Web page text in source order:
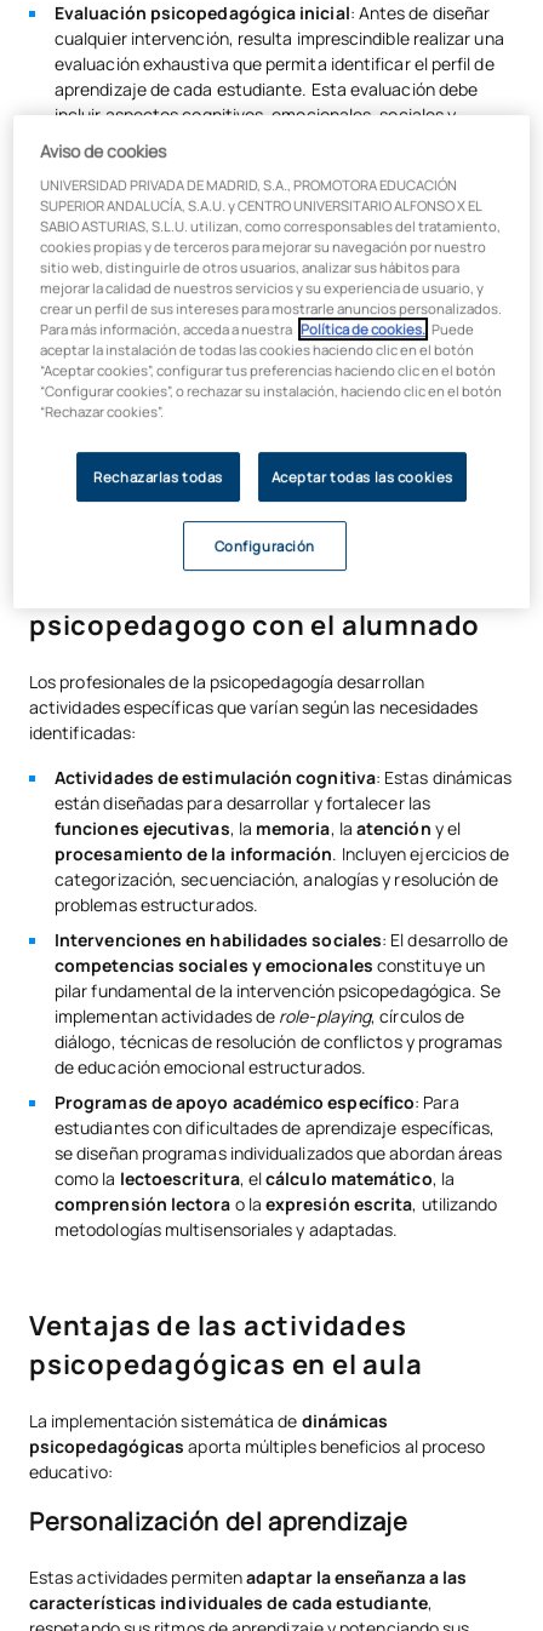
Evaluación psicopedagógica inicial: Antes de diseñar
cualquier intervención, resulta imprescindible realizar una
evaluación exhaustiva que permita identificar el perfil de
aprendizaje de cada estudiante. Esta evaluación debe
incluir aspectos cognitivos, emocionales, sociales y
académicos, utilizando instrumentos validados y
observación sistemática del comportamiento en el aula.
Adaptación metodológica: Lapsicopedagogíapromueve
la diversificación metodológica como respuesta a la
heterogeneidad del alumnado. Esto implica la utilización
simultánea de diferentes estrategias de enseñanza que
contemplen los distintos estilos de aprendizaje: visual,
auditivo, kinestésico y lectoescritor.
Intervención temprana: La detección precoz de
dificultades de aprendizaje permite implementar medidas
de apoyo antes de que estas se consoliden. Los docentes
correspondientes.
psicopedagogo con el alumnado
Los profesionales de la psicopedagogía desarrollan
actividades específicas que varían según las necesidades
identificadas:
Actividades de estimulación cognitiva: Estas dinámicas
están diseñadas para desarrollar y fortalecer las
funciones ejecutivas, la memoria, la atención y el
procesamiento de la información. Incluyen ejercicios de
categorización, secuenciación, analogías y resolución de
problemas estructurados.
Intervenciones en habilidades sociales: El desarrollo de
competencias sociales y emocionales constituye un
pilar fundamental de la intervención psicopedagógica. Se
implementan actividades de role-playing, círculos de
diálogo, técnicas de resolución de conflictos y programas
de educación emocional estructurados.
Programas de apoyo académico específico: Para
estudiantes con dificultades de aprendizaje específicas,
se diseñan programas individualizados que abordan áreas
como la lectoescritura, elcálculo matemático, la
comprensión lectora o laexpresión escrita, utilizando
metodologías multisensoriales y adaptadas.
Ventajas de las actividades
psicopedagógicas en el aula
La implementación sistemática de dinámicas
psicopedagógicas aporta múltiples beneficios al proceso
educativo:
Personalización del aprendizaje
Estas actividades permitenadaptar la enseñanza a las
características individuales de cada estudiante,
Aviso de cookies
UNIVERSIDAD PRIVADA DE MADRID, S.A., PROMOTORA EDUCACIÓN
SUPERIOR ANDALUCÍA, S.A.U. y CENTRO UNIVERSITARIO ALFONSO X EL
SABIO ASTURIAS, S.L.U. utilizan, como corresponsables del tratamiento,
cookies propias y de terceros para mejorar su navegación por nuestro
sitio web, distinguirle de otros usuarios, analizar sus hábitos para
mejorar la calidad de nuestros servicios y su experiencia de usuario, y
crear un perfil de sus intereses para mostrarle anuncios personalizados.
Para más información, acceda a nuestra Política de cookies. . Puede
aceptar la instalación de todas las cookies haciendo clic en el botón
“Aceptar cookies”, configurar tus preferencias haciendo clic en el botón
“Configurar cookies”, o rechazar su instalación, haciendo clic en el botón
“Rechazar cookies”.
Rechazarlas todas Aceptar todas las cookies
Configuración